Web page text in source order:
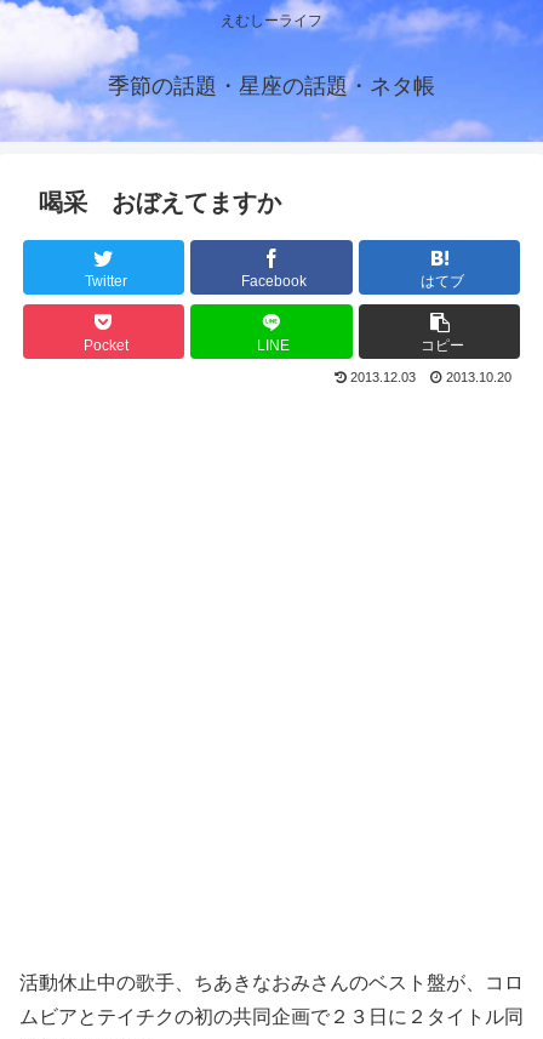
えむしーライフ
季節の話題・星座の話題・ネタ帳
喝采 おぼえてますか
Twitter Facebook はてブ
Pocket LINE コピー
2013.12.03 2013.10.20
活動休止中の歌手、ちあきなおみさんのベスト盤が、コロ
ムビアとテイチクの初の共同企画で２３日に２タイトル同